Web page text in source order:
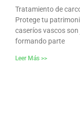
Tratamiento de
Protege tu
caseríos vascos
formando parte
Leer Más >>